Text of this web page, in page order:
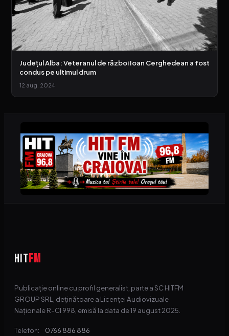
Județul Alba: Veteranul de război Ioan Cerghedean a fost
condus pe ultimul drum
12 aug. 2024
HITFM
Publicație online cu profil generalist, parte a SC HITFM
GROUP SRL, deținătoare a Licenței Audiovizuale
Naționale R-CI 998, emisă la data de 19 august 2025.
Telefon: 0766 886 886